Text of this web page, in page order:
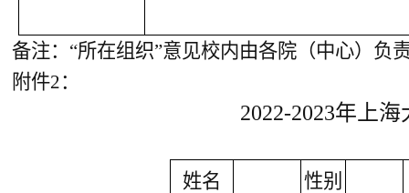
备注：“所在组织”意见校内由各院（中心）负
附件2：
2022-2023年上
姓名
性别